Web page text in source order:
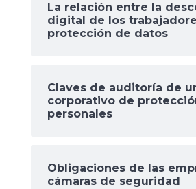
La relación entre la
digital de los
protección de datos
Claves de auditoría de
corporativo de
personales
Obligaciones de las
cámaras de seguridad